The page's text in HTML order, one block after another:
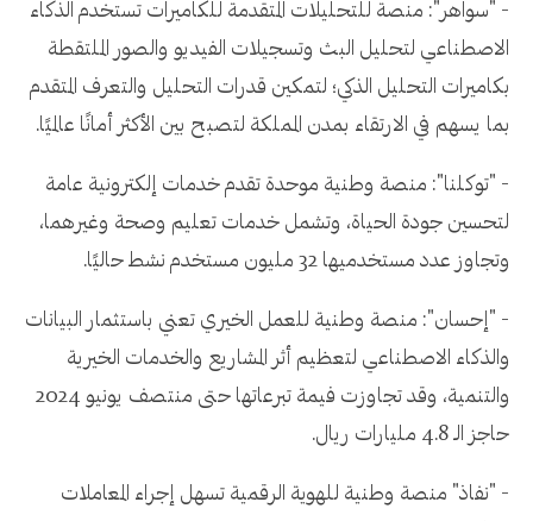
- "سواهر": منصة للتحليلات المتقدمة للكاميرات تستخدم الذكاء
الاصطناعي لتحليل البث وتسجيلات الفيديو والصور الملتقطة
بكاميرات التحليل الذكي؛ لتمكين قدرات التحليل والتعرف المتقدم
بما يسهم في الارتقاء بمدن المملكة لتصبح بين الأكثر أمانًا عالميًا.
- "توكلنا": منصة وطنية موحدة تقدم خدمات إلكترونية عامة
لتحسين جودة الحياة، وتشمل خدمات تعليم وصحة وغيرهما،
وتجاوز عدد مستخدميها 32 مليون مستخدم نشط حاليًا.
- "إحسان": منصة وطنية للعمل الخيري تعني باستثمار البيانات
والذكاء الاصطناعي لتعظيم أثر المشاريع والخدمات الخيرية
والتنمية، وقد تجاوزت فيمة تبرعاتها حتى منتصف يونيو 2024
حاجز الـ 4.8 مليارات ريال.
- "نفاذ" منصة وطنية للهوية الرقمية تسهل إجراء المعاملات